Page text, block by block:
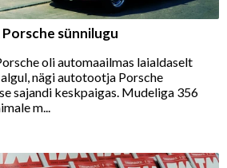
sünnilugu
oli automaailmas laialdaselt
nägi autotootja Porsche
sajandi keskpaigas. Mudeliga 356
m...